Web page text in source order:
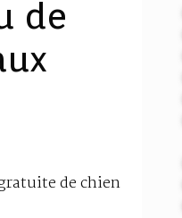
de
de chien